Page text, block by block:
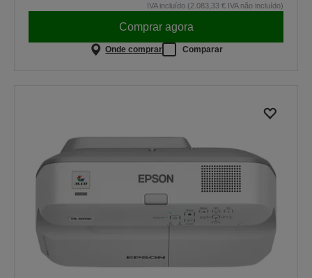
IVA incluído (2.083,33 € IVA não incluído)
Comprar agora
Onde comprar Comparar